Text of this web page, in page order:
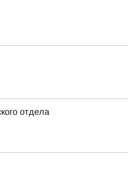
отдела